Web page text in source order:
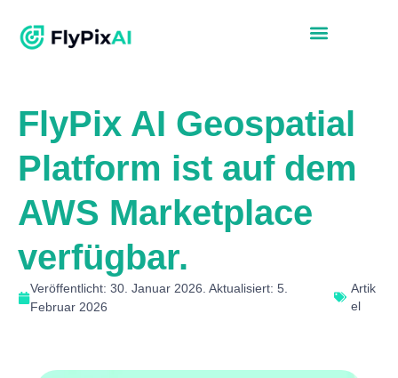
FlyPix AI Geospatial
Platform ist auf dem
AWS Marketplace
verfügbar.
Veröffentlicht: 30. Januar 2026. Aktualisiert: 5.
Februar 2026
Artik
el